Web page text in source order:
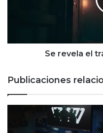
Se revela el
Publicaciones